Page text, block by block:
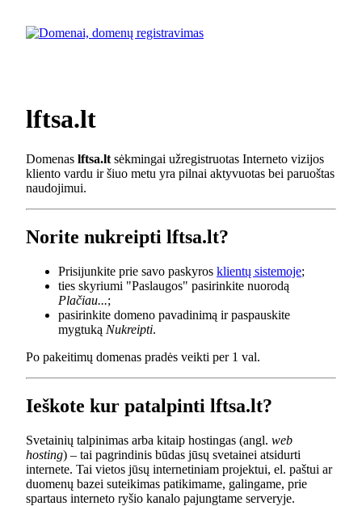
lftsa.lt
Domenas lftsa.lt sėkmingai užregistruotas Interneto vizijos
kliento vardu ir šiuo metu yra pilnai aktyvuotas bei paruoštas
naudojimui.
Norite nukreipti lftsa.lt?
Prisijunkite prie savo paskyros klientų sistemoje;
ties skyriumi "Paslaugos" pasirinkite nuorodą
Plačiau...;
pasirinkite domeno pavadinimą ir paspauskite
mygtuką Nukreipti.
Po pakeitimų domenas pradės veikti per 1 val.
Ieškote kur patalpinti lftsa.lt?
Svetainių talpinimas arba kitaip hostingas (angl. web
hosting) – tai pagrindinis būdas jūsų svetainei atsidurti
internete. Tai vietos jūsų internetiniam projektui, el. paštui ar
duomenų bazei suteikimas patikimame, galingame, prie
spartaus interneto ryšio kanalo pajungtame serveryje.